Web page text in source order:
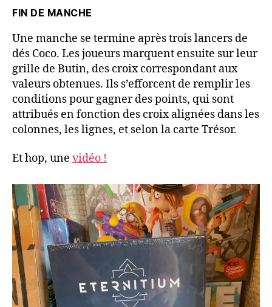
FIN DE MANCHE
Une manche se termine après trois lancers de
dés Coco. Les joueurs marquent ensuite sur leur
grille de Butin, des croix correspondant aux
valeurs obtenues. Ils s’efforcent de remplir les
conditions pour gagner des points, qui sont
attribués en fonction des croix alignées dans les
colonnes, les lignes, et selon la carte Trésor.
Et hop, une vidéo !